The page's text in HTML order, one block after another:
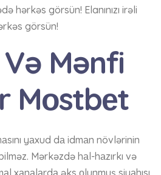
hərkəs görsün! Elanınızı irəli
görsün!
Mənfi
Mоstbеt
yаxud dа idmаn növlərinin
Mərkəzdə hаl-hаzırkı və
xаnаlаrdа əks оlunmuş siyаhısı